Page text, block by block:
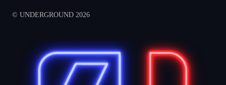
© UNDERGROUND 2026